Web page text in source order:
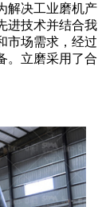
解决工业磨机产
进技术并结合我
市场需求，经过
。立磨采用了合